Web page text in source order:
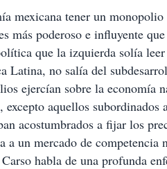
mexicana tener un
más poderoso e influyente
que la izquierda solía
Latina, no salía del
ejercían sobre la
aquellos
acostumbrados a fijar los
a un mercado de
habla de una profunda